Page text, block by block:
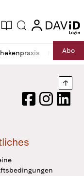
Ausgabe
Suche login
RechtAbo
FacebookInstagram